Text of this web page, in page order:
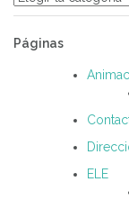
Páginas
ELE